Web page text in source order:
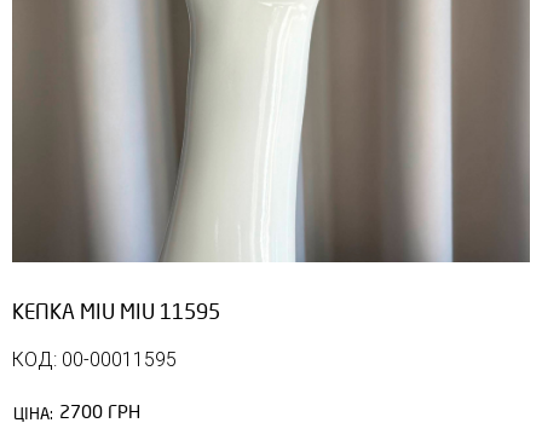
КЕПКА MIU MIU 11595
КОД: 00-00011595
ЦІНА: 2700 ГРН